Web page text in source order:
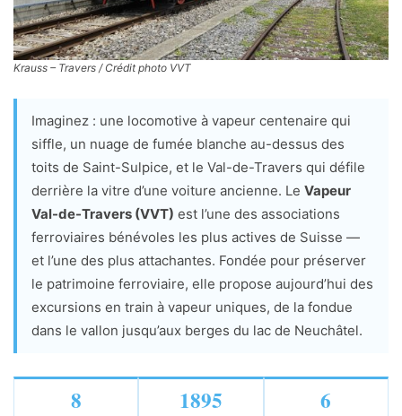
Krauss – Travers / Crédit photo VVT
Imaginez : une locomotive à vapeur centenaire qui
siffle, un nuage de fumée blanche au-dessus des
toits de Saint-Sulpice, et le Val-de-Travers qui défile
derrière la vitre d’une voiture ancienne. Le Vapeur
Val-de-Travers (VVT) est l’une des associations
ferroviaires bénévoles les plus actives de Suisse —
et l’une des plus attachantes. Fondée pour préserver
le patrimoine ferroviaire, elle propose aujourd’hui des
excursions en train à vapeur uniques, de la fondue
dans le vallon jusqu’aux berges du lac de Neuchâtel.
8 1895 6